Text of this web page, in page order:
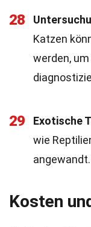
28
Katzen
werden,
29 Exotische
wie
angewandt.
Kosten